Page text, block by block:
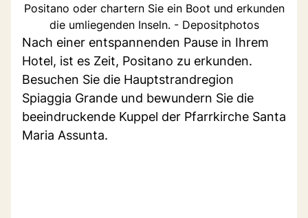
Positano oder chartern Sie ein Boot und erkunden
die umliegenden Inseln. - Depositphotos
Nach einer entspannenden Pause in Ihrem
Hotel, ist es Zeit, Positano zu erkunden.
Besuchen Sie die Hauptstrandregion
Spiaggia Grande und bewundern Sie die
beeindruckende Kuppel der Pfarrkirche Santa
Maria Assunta.